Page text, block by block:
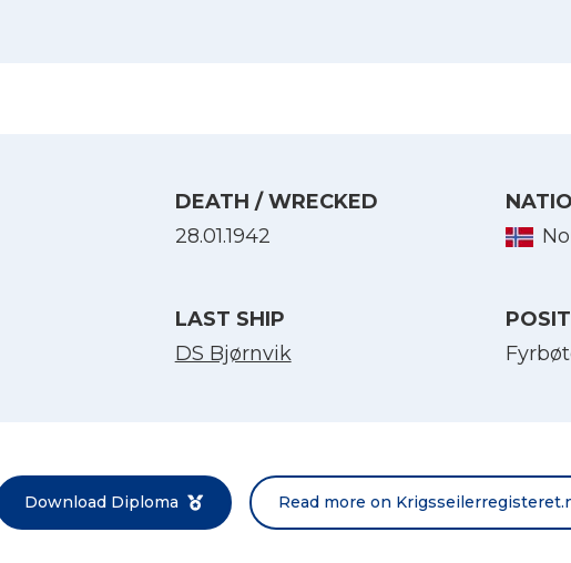
DEATH / WRECKED
28.01.1942
LAST SHIP
DS Bjørnvik
Download Diploma Read more on
Select Language
Norsk bokmål